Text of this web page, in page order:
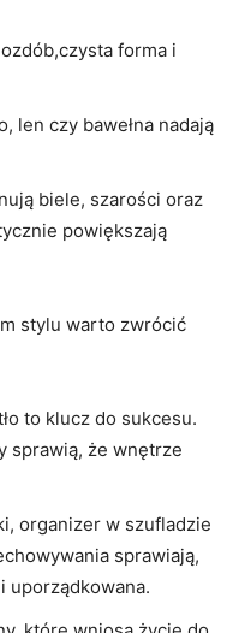
forma i
len czy bawełna nadają
biele, szarości oraz
powiększają
stylu warto zwrócić
to klucz do sukcesu.
sprawią, że wnętrze
organizer w szufladzie
sprawiają,
uporządkowana.